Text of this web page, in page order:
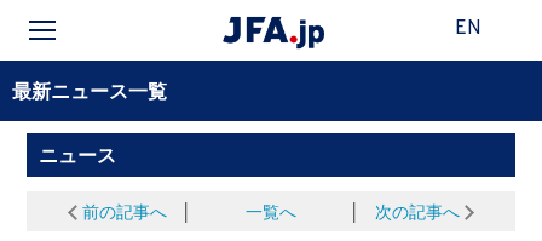
EN
最新ニュース一覧
ニュース
前の記事へ 一覧へ 次の記事へ